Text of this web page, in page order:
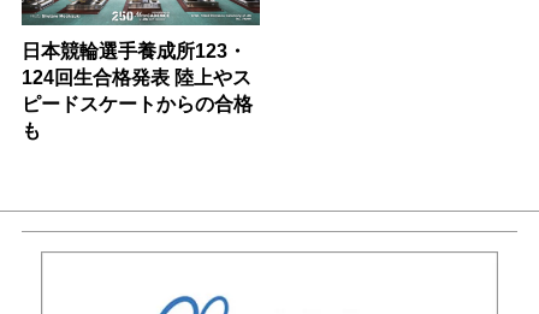
日本競輪選手養成所123・
124回生合格発表 陸上やス
ピードスケートからの合格
も